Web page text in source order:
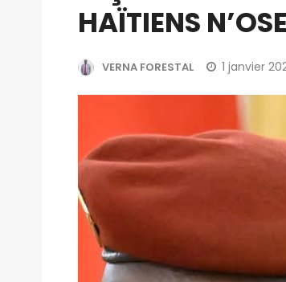
HAÏTIENS
VERNA FORESTAL 1 janvier